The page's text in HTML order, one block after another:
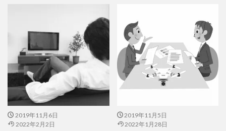
2019年11月6日
2022年2月2日
2019年11月5日
2022年1月28日